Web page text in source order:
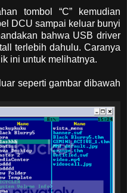
tombol “C” kemudian
DCU sampai keluar bunyi
bahwa USB driver
terlebih dahulu. Caranya
ini untuk melihatnya.
seperti gambar dibawah